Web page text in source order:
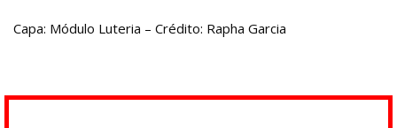
Capa: Módulo Luteria – Crédito: Rapha Garcia